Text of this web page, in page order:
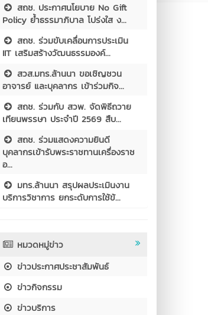
สถช. ประกาศนโยบาย No Gift
Policy ย้ำธรรมาภิบาล โปร่งใส ง...
สถช. ร่วมขับเคลื่อนการประเมิน
IIT เสริมสร้างวัฒนธรรมองค์...
สวส.มทร.ล้านนา ขอเชิญชวน
อาจารย์ และบุคลากร เข้าร่วมกิจ...
สถช. ร่วมกับ สวพ. จัดพิธีถวาย
เทียนพรรษา ประจำปี 2569 สืบ...
สถช. ร่วมแสดงความยินดี
บุคลากรเข้ารับพระราชทานเครื่องราช
อ...
มทร.ล้านนา สรุปผลประเมินงาน
บริการวิชาการ ยกระดับการใช้ข้...
หมวดหมู่ข่าว
ข่าวประกาศประชาสัมพันธ์
ข่าวกิจกรรม
ข่าวบริการ